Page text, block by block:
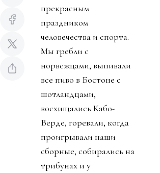
прекрасным
праздником
человечества и спорта.
Мы гребли с
норвежцами, выпивали
все пиво в Бостоне с
шотландцами,
восхищались Кабо-
Верде, горевали, когда
проигрывали наши
сборные, собирались на
трибунах и у